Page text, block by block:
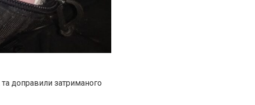
та доправили затриманого